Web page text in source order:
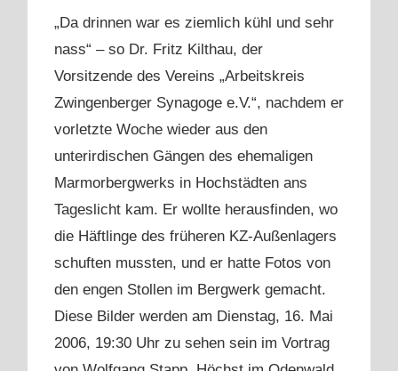
„Da drinnen war es ziemlich kühl und sehr
nass“ – so Dr. Fritz Kilthau, der
Vorsitzende des Vereins „Arbeitskreis
Zwingenberger Synagoge e.V.“, nachdem er
vorletzte Woche wieder aus den
unterirdischen Gängen des ehemaligen
Marmorbergwerks in Hochstädten ans
Tageslicht kam. Er wollte herausfinden, wo
die Häftlinge des früheren KZ-Außenlagers
schuften mussten, und er hatte Fotos von
den engen Stollen im Bergwerk gemacht.
Diese Bilder werden am Dienstag, 16. Mai
2006, 19:30 Uhr zu sehen sein im Vortrag